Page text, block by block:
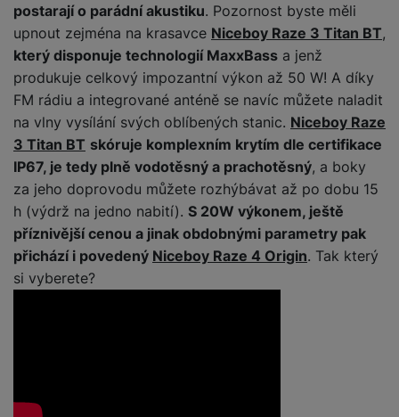
í
a
p
o
č
ít
o
v
é
s
t
l
m
e
T
V
A
u
d
i
v
i
d
ě
a
ví
c
z
a
ří
z
e
ní
P
o
z
o
v
a
t
e
ri
e
P
ří
sl
u
postarají o parádní akustiku. Pozornost byste měli
upnout zejména na krasavce Niceboy Raze 3 Titan BT,
který disponuje technologií MaxxBass a jenž
produkuje celkový impozantní výkon až 50 W! A díky
FM rádiu a integrované anténě se navíc můžete naladit
na vlny vysílání svých oblíbených stanic. Niceboy Raze
3 Titan BT skóruje komplexním krytím dle certifikace
IP67, je tedy plně vodotěsný a prachotěsný, a boky
za jeho doprovodu můžete rozhýbávat až po dobu 15
h (výdrž na jedno nabití). S 20W výkonem, ještě
příznivější cenou a jinak obdobnými parametry pak
přichází i povedený Niceboy Raze 4 Origin. Tak který
si vyberete?